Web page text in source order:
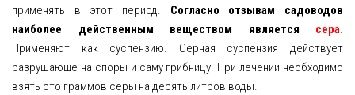
применять в этот период. Согласно отзывам садоводов
наиболее действенным веществом является сера.
Применяют как суспензию. Серная суспензия действует
разрушающе на споры и саму грибницу. При лечении необходимо
взять сто граммов серы на десять литров воды.